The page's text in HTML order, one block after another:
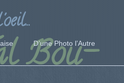
Bou-
D’une Photo l’Autre